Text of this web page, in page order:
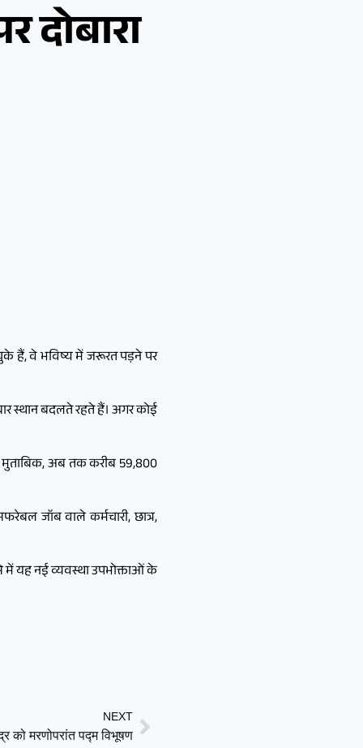
दोबारा
हैं, वे भविष्य में जरूरत पड़ने पर
स्थान बदलते रहते हैं। अगर कोई
अब तक करीब 59,800
जॉब वाले कर्मचारी, छात्र,
में यह नई व्यवस्था उपभोक्ताओं के
NEXT
को मरणोपरांत पद्म विभूषण